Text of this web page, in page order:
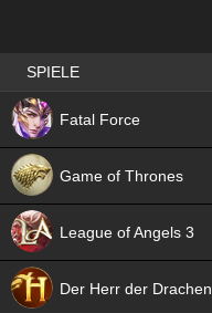
Best RPG games in Germany
SPIELE
Fatal Force
Game of Thrones
League of Angels 3
Der Herr der Drachen